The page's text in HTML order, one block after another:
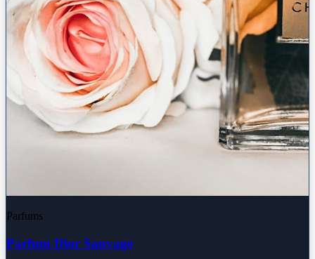
Parfums
Parfum Dior Sauvage